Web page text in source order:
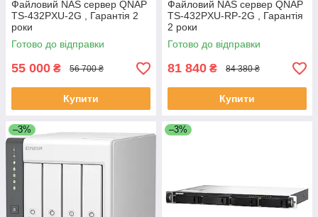
Файловий NAS сервер QNAP
TS-432PXU-2G , Гарантія 2
роки
Готово до відправки
55 000 ₴ 56 700 ₴
Купити
Файловий NAS сервер QNAP
TS-432PXU-RP-2G , Гарантія
2 роки
Готово до відправки
81 840 ₴ 84 380 ₴
Купити
–3% –3%